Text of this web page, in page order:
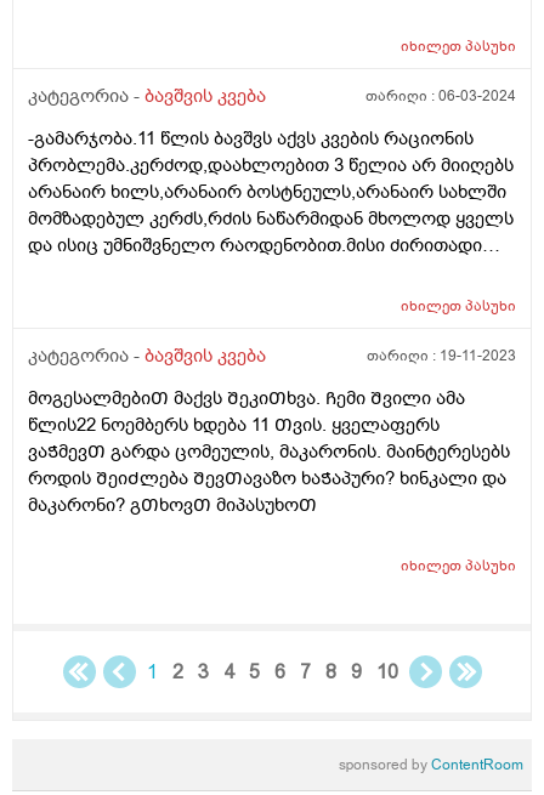
დასუსტებულია. გავუკეთე პარაზიტებზე კვლევა,არ
საქმე?
იხილეთპასუხი
კატეგორია - ბავშვის კვება თარიღი :06-03-2024
-გამარჯობა.11 წლის ბავშვს აქვს კვების რაციონის
პრობლემა.კერძოდ,დაახლოებით 3 წელია არ მიიღებს
არანაირ ხილს,არანაირ ბოსტნეულს,არანაირ სახლში
მომზადებულ კერძს,რძის ნაწარმიდან მხოლოდ ყველს
და ისიც უმნიშვნელო რაოდენობით.მისი ძირითადი
წელია,ფაქტიურად ჯანსაღს აღარაფერს
და წინააღმდეგობას აზრი არ აქვს.თვითონაც
განიცდის რომ ვუხსნი რა საფრთხისშემცველია
მსგავსი კვება,მაგრამ არ შეუძლია ჭამოს სხვა
რამ.მირჩიეთ როგორ მოვიქცე.კვების ფსიქოლოგი ამ
კუთხით თუ მუშაობს რომ ჩავრთო?
იხილეთპასუხი
კატეგორია - ბავშვის კვება თარიღი : 19-11-2023
მოგესალმებიᲗ მაქვს ᲨეკიᲗხვა. Ჩემი Შვილი ამა
წლის22 ნოემბერს ხდება 11 Თვის. ყველაფერს
ვაᲭმევᲗ გარდა ცომეულის, მაკარონის. მაინტერესებს
როდის ᲨეიᲫლება ᲨევᲗავაზო ხაᲭაპური? ხინკალი და
მაკარონი? გᲗხოვᲗ მიპასუხოᲗ
იხილეთპასუხი
1 2 3 4 5 6 7 8 9 10
sponsored byContentRoom